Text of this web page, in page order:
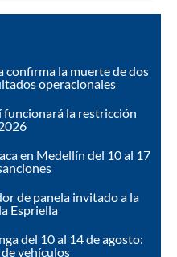
confirma la muerte de dos
operacionales
funcionará la restricción
en Medellín del 10 al 17
de panela invitado a la
Espriella
del 10 al 14 de agosto:
vehículos